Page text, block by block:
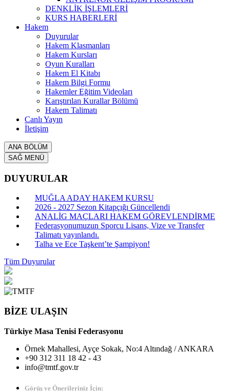
DENKLİK İŞLEMLERİ
KURS HABERLERİ
Hakem
Duyurular
Hakem Klasmanları
Hakem Kursları
Oyun Kuralları
Hakem El Kitabı
Hakem Bilgi Formu
Hakemler Eğitim Videoları
Karıştırılan Kurallar Bölümü
Hakem Talimatı
Canlı Yayın
İletişim
ANA BÖLÜM
SAĞ MENÜ
DUYURULAR
MUĞLA ADAY HAKEM KURSU
2026 - 2027 Sezon Kitapçığı Güncellendi
ANALİG MAÇLARI HAKEM GÖREVLENDİRME
Federasyonumuzun Sporcu Lisans, Vize ve Transfer
Talimatı yayınlandı.
Talha ve Ece Taşkent’te Şampiyon!
Tüm Duyurular
BİZE ULAŞIN
Türkiye Masa Tenisi Federasyonu
Örnek Mahallesi, Ayçe Sokak, No:4 Altındağ / ANKARA
+90 312 311 18 42 - 43
info@tmtf.gov.tr
Görüş ve Önerileriniz İçin: